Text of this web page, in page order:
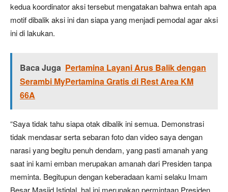
kedua koordinator aksi tersebut mengatakan bahwa entah apa
motif dibalik aksi ini dan siapa yang menjadi pemodal agar aksi
ini di lakukan.
Baca Juga Pertamina Layani Arus Balik dengan
Serambi MyPertamina Gratis di Rest Area KM
66A
“Saya tidak tahu siapa otak dibalik ini semua. Demonstrasi
tidak mendasar serta sebaran foto dan video saya dengan
narasi yang begitu penuh dendam, yang pasti amanah yang
saat ini kami emban merupakan amanah dari Presiden tanpa
meminta. Begitupun dengan keberadaan kami selaku Imam
Besar Masjid Istiqlal, hal ini merupakan permintaan Presiden